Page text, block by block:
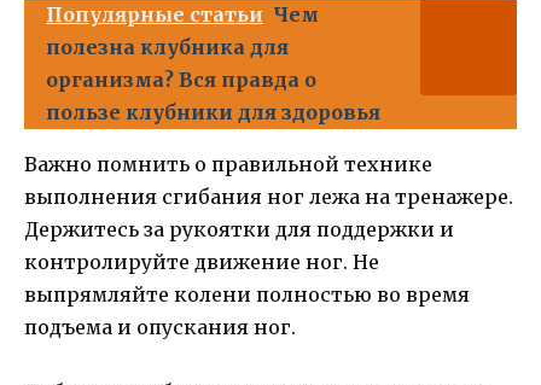
Популярные статьи Чем
полезна клубника для
организма? Вся правда о
пользе клубники для здоровья
Важно помнить о правильной технике
выполнения сгибания ног лежа на тренажере.
Держитесь за рукоятки для поддержки и
контролируйте движение ног. Не
выпрямляйте колени полностью во время
подъема и опускания ног.